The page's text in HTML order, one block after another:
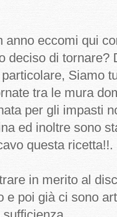
anno eccomi qui
deciso di tornare?
Siamo
tra le mura
per gli impasti
ed inoltre sono
questa ricetta!!.
in merito al
e poi già ci sono